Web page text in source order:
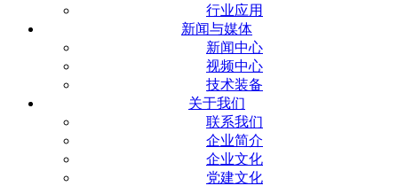
行业应用
新闻与媒体
新闻中心
视频中心
技术装备
关于我们
联系我们
企业简介
企业文化
党建文化